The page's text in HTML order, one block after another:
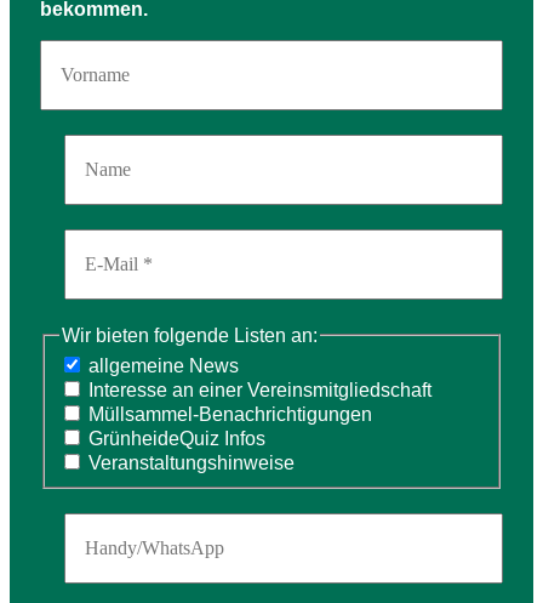
bekommen.
Wir bieten folgende Listen an:
allgemeine News
Interesse an einer Vereinsmitgliedschaft
Müllsammel-Benachrichtigungen
GrünheideQuiz Infos
Veranstaltungshinweise